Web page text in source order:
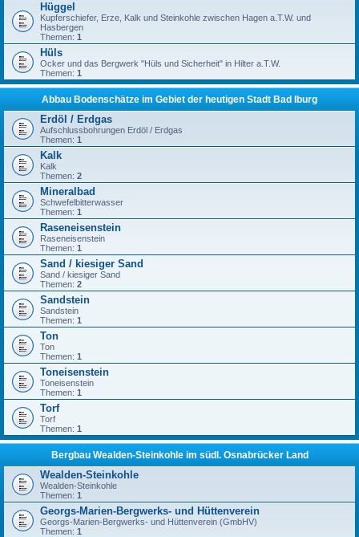
Hüggel
Kupferschiefer, Erze, Kalk und Steinkohle zwischen Hagen a.T.W. und
Hasbergen
Themen: 1
Hüls
Ocker und das Bergwerk "Hüls und Sicherheit" in Hilter a.T.W.
Themen: 1
Abbau Bodenschätze im Gebiet der heutigen Stadt Bad Iburg
Erdöl / Erdgas
Aufschlussbohrungen Erdöl / Erdgas
Themen: 1
Kalk
Kalk
Themen: 2
Mineralbad
Schwefelbitterwasser
Themen: 1
Raseneisenstein
Raseneisenstein
Themen: 1
Sand / kiesiger Sand
Sand / kiesiger Sand
Themen: 2
Sandstein
Sandstein
Themen: 1
Ton
Ton
Themen: 1
Toneisenstein
Toneisenstein
Themen: 1
Torf
Torf
Themen: 1
Bergbau Wealden-Steinkohle im südl. Osnabrücker Land
Wealden-Steinkohle
Wealden-Steinkohle
Themen: 1
Georgs-Marien-Bergwerks- und Hüttenverein
Georgs-Marien-Bergwerks- und Hüttenverein (GmbHV)
Themen: 1